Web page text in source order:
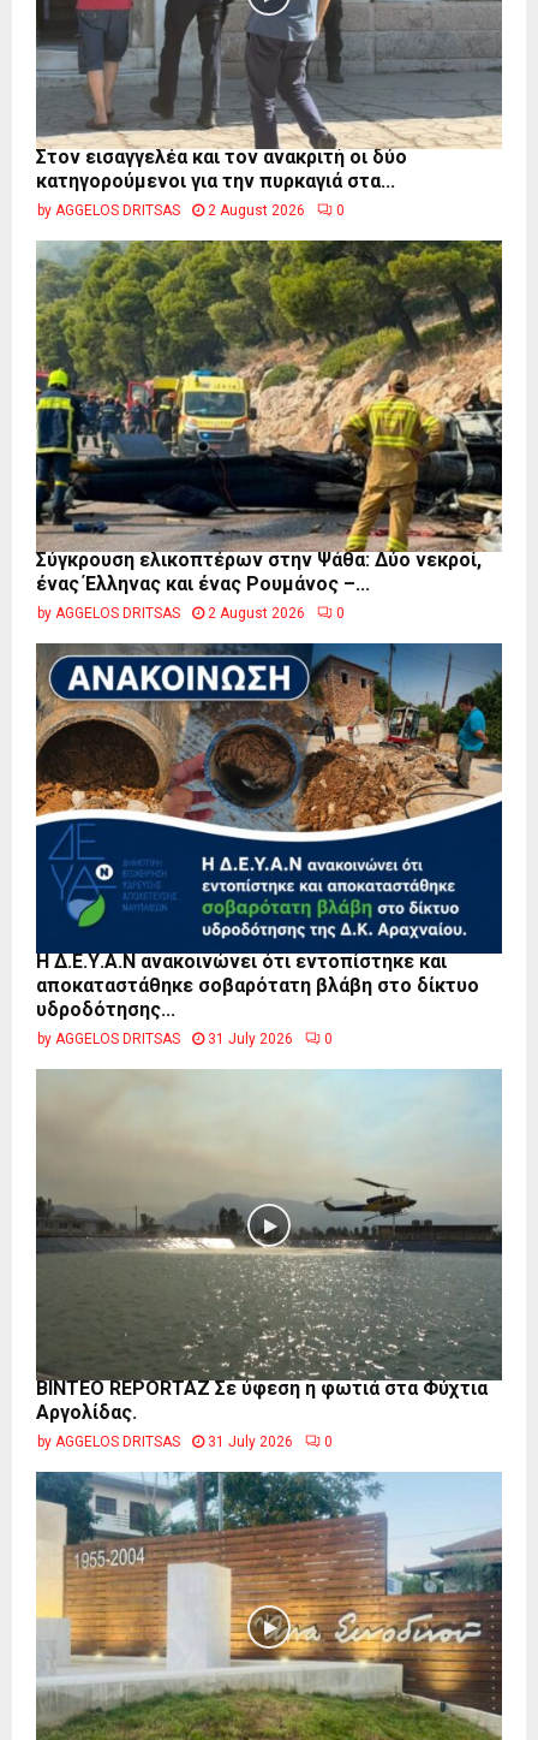
Στον εισαγγελέα και τον ανακριτή οι δύο
κατηγορούμενοι για την πυρκαγιά στα...
by AGGELOS DRITSAS 2 August 2026 0
Σύγκρουση ελικοπτέρων στην Ψάθα: Δύο νεκροί,
ένας Έλληνας και ένας Ρουμάνος –...
by AGGELOS DRITSAS 2 August 2026 0
Η Δ.Ε.Υ.Α.Ν ανακοινώνει ότι εντοπίστηκε και
αποκαταστάθηκε σοβαρότατη βλάβη στο δίκτυο
υδροδότησης...
by AGGELOS DRITSAS 31 July 2026 0
BINTEO REPORTAZ Σε ύφεση η φωτιά στα Φύχτια
Αργολίδας.
by AGGELOS DRITSAS 31 July 2026 0